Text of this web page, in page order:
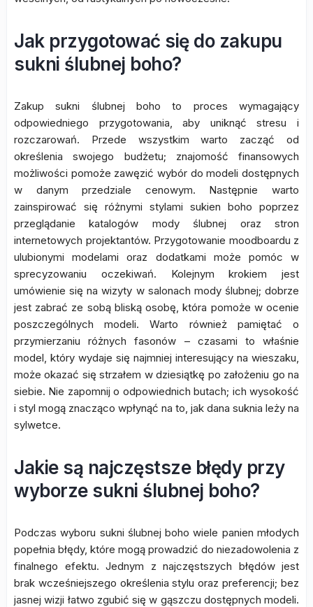
Jak przygotować się do zakupu
sukni ślubnej boho?
Zakup sukni ślubnej boho to proces wymagający
odpowiedniego przygotowania, aby uniknąć stresu i
rozczarowań. Przede wszystkim warto zacząć od
określenia swojego budżetu; znajomość finansowych
możliwości pomoże zawęzić wybór do modeli dostępnych
w danym przedziale cenowym. Następnie warto
zainspirować się różnymi stylami sukien boho poprzez
przeglądanie katalogów mody ślubnej oraz stron
internetowych projektantów. Przygotowanie moodboardu z
ulubionymi modelami oraz dodatkami może pomóc w
sprecyzowaniu oczekiwań. Kolejnym krokiem jest
umówienie się na wizyty w salonach mody ślubnej; dobrze
jest zabrać ze sobą bliską osobę, która pomoże w ocenie
poszczególnych modeli. Warto również pamiętać o
przymierzaniu różnych fasonów – czasami to właśnie
model, który wydaje się najmniej interesujący na wieszaku,
może okazać się strzałem w dziesiątkę po założeniu go na
siebie. Nie zapomnij o odpowiednich butach; ich wysokość
i styl mogą znacząco wpłynąć na to, jak dana suknia leży na
sylwetce.
Jakie są najczęstsze błędy przy
wyborze sukni ślubnej boho?
Podczas wyboru sukni ślubnej boho wiele panien młodych
popełnia błędy, które mogą prowadzić do niezadowolenia z
finalnego efektu. Jednym z najczęstszych błędów jest
brak wcześniejszego określenia stylu oraz preferencji; bez
jasnej wizji łatwo zgubić się w gąszczu dostępnych modeli.